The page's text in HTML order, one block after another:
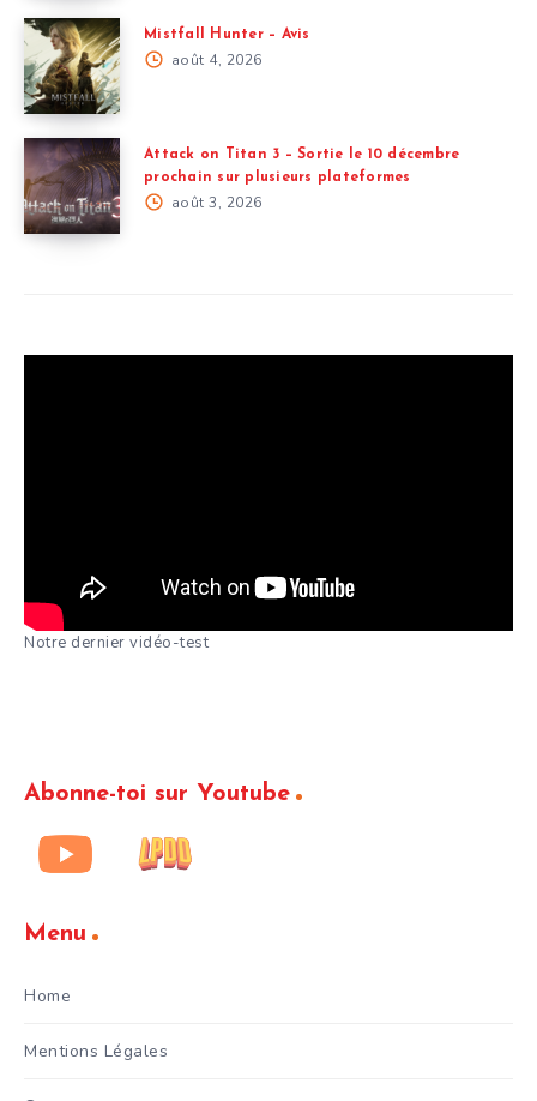
Mistfall Hunter – Avis
août 4, 2026
Attack on Titan 3 – Sortie le 10 décembre
prochain sur plusieurs plateformes
août 3, 2026
Notre dernier vidéo-test
Abonne-toi sur Youtube
Menu
Home
Mentions Légales